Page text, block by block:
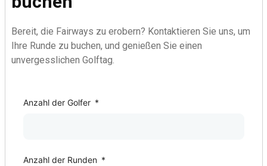
Bereit, die Fairways zu erobern? Kontaktieren Sie uns, um
Ihre Runde zu buchen, und genießen Sie einen
unvergesslichen Golftag.
Golf Course
Anzahl der Golfer *
Anzahl der Runden *